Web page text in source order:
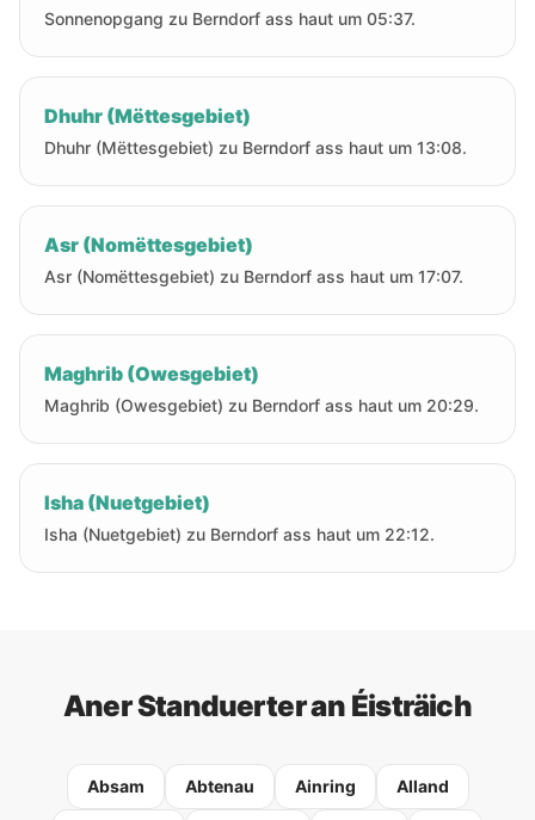
Sonnenopgang zu Berndorf ass haut um 05:37.
Dhuhr (Mëttesgebiet)
Dhuhr (Mëttesgebiet) zu Berndorf ass haut um 13:08.
Asr (Nomëttesgebiet)
Asr (Nomëttesgebiet) zu Berndorf ass haut um 17:07.
Maghrib (Owesgebiet)
Maghrib (Owesgebiet) zu Berndorf ass haut um 20:29.
Isha (Nuetgebiet)
Isha (Nuetgebiet) zu Berndorf ass haut um 22:12.
Aner Standuerter an Éisträich
Absam Abtenau Ainring Alland